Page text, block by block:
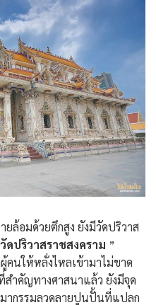
ล้อมด้วยตึกสูง ยังมีวัดปริวาส
วัดปริวาสราชสงคราม ”
นให้หลั่งไหลเข้ามาไม่ขาด
สำคัญทางศาสนาแล้ว ยังมีจุด
ากรรมลวดลายปูนปั้นที่แปลก